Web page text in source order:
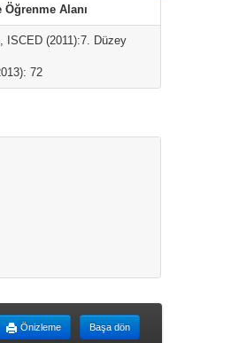
Alanı
ISCED (2011):7. Düzey
72
Başa dön
Önizleme